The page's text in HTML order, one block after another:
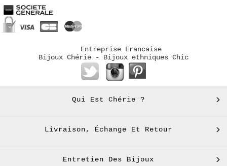
Entreprise Francaise
Bijoux Chérie - Bijoux ethniques Chic
Qui Est Chérie ?
Livraison, Échange Et Retour
Entretien Des Bijoux